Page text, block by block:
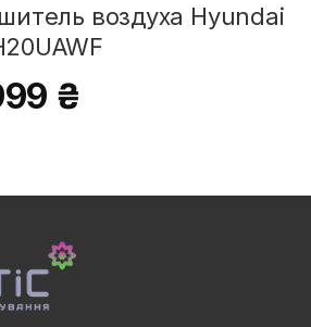
воздуха Hyundai
₴